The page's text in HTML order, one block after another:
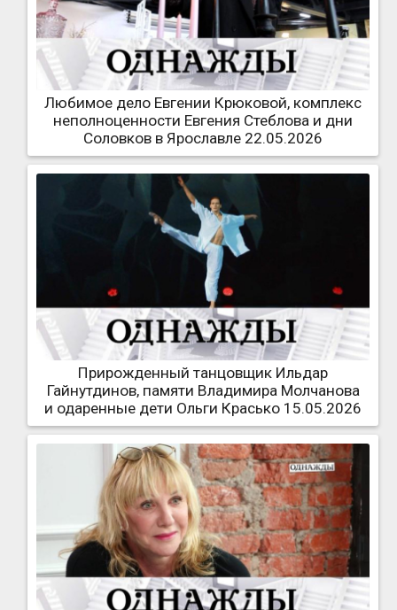
Любимое дело Евгении Крюковой, комплекс
неполноценности Евгения Стеблова и дни
Соловков в Ярославле 22.05.2026
Прирожденный танцовщик Ильдар
Гайнутдинов, памяти Владимира Молчанова
и одаренные дети Ольги Красько 15.05.2026